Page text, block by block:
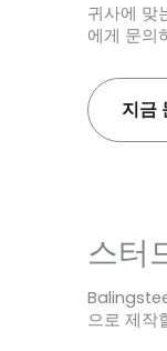
귀사에 맞
에게 문의
지금
스터
으로 제작